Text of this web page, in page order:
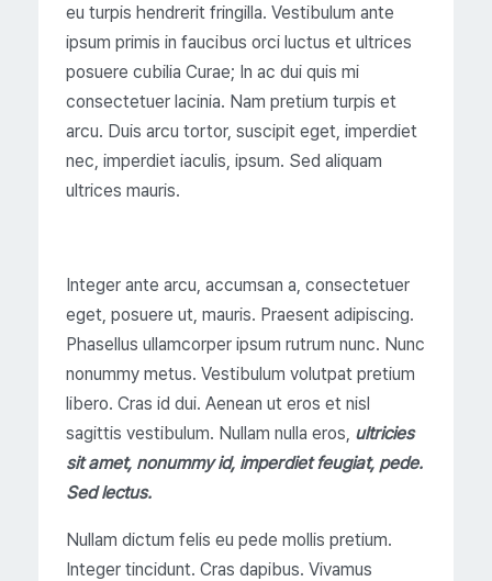
eu turpis hendrerit fringilla. Vestibulum ante
ipsum primis in faucibus orci luctus et ultrices
posuere cubilia Curae; In ac dui quis mi
consectetuer lacinia. Nam pretium turpis et
arcu. Duis arcu tortor, suscipit eget, imperdiet
nec, imperdiet iaculis, ipsum. Sed aliquam
ultrices mauris.
Integer ante arcu, accumsan a, consectetuer
eget, posuere ut, mauris. Praesent adipiscing.
Phasellus ullamcorper ipsum rutrum nunc. Nunc
nonummy metus. Vestibulum volutpat pretium
libero. Cras id dui. Aenean ut eros et nisl
sagittis vestibulum. Nullam nulla eros, ultricies
sit amet, nonummy id, imperdiet feugiat, pede.
Sed lectus.
Nullam dictum felis eu pede mollis pretium.
Integer tincidunt. Cras dapibus. Vivamus